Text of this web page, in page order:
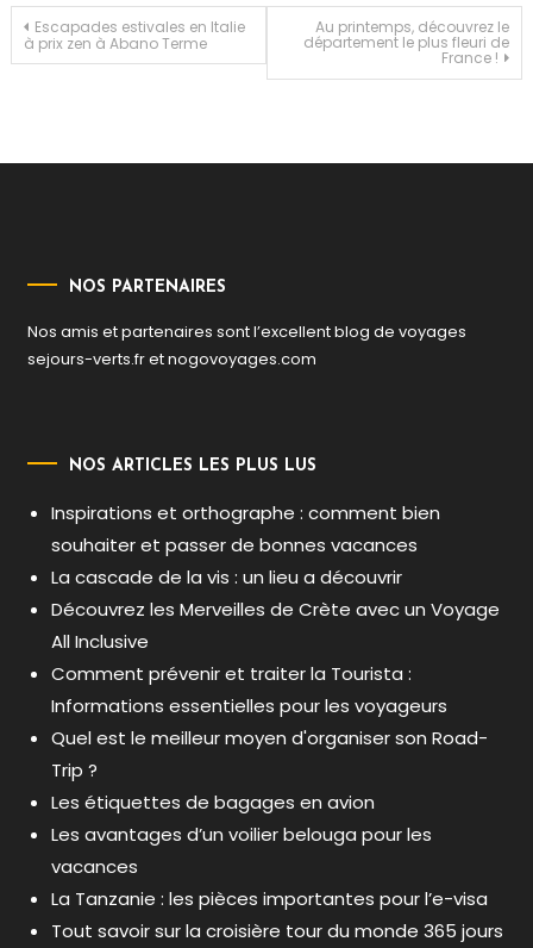
Navigation
Escapades estivales en Italie
à prix zen à Abano Terme
Au printemps, découvrez le
département le plus fleuri de
France !
NOS PARTENAIRES
Nos amis et partenaires sont l’excellent blog de voyages
sejours-verts.fretnogovoyages.com
NOS ARTICLES LES PLUS LUS
Inspirations et orthographe : comment bien
souhaiter et passer de bonnes vacances
La cascade de la vis : un lieu a découvrir
Découvrez les Merveilles de Crète avec un Voyage
All Inclusive
Comment prévenir et traiter la Tourista :
Informations essentielles pour les voyageurs
Quel est le meilleur moyen d'organiser son Road-
Trip ?
Les étiquettes de bagages en avion
Les avantages d’un voilier belouga pour les
vacances
La Tanzanie : les pièces importantes pour l’e-visa
Tout savoir sur la croisière tour du monde 365 jours